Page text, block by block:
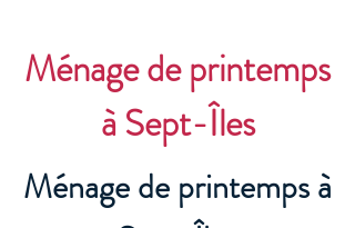
Ménage de printemps
à Sept-Îles
Ménage de printemps à